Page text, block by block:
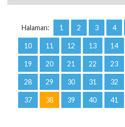
Halaman: 1 2 3 4
10 11 12 13 14
19 20 21 22 23
28 29 30 31 32
37 38 39 40 41